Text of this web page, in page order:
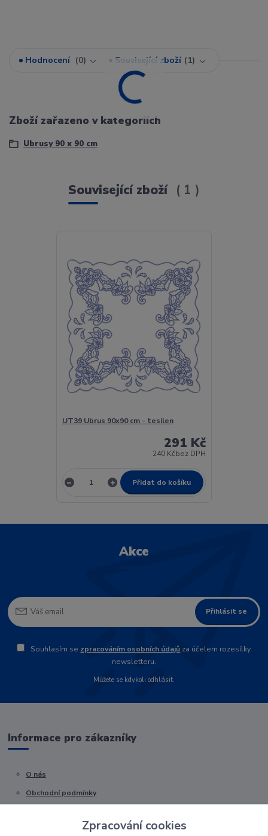
Hodnocení 0 Související zboží 1
Zboží zařazeno v kategoriích
Ubrusy 90 x 90 cm
Související zboží 1
UT39 Ubrus 90x90 cm - tesilen
291 Kč
240 Kčbez DPH
Přidat do košíku
Akce
Přihlásit se
Souhlasím se zpracováním osobních údajů za účelem rozesílky
newsletteru.
Můžete se kdykoli odhlásit.
Informace pro zákazníky
O nás
Obchodní podmínky
Zpracování cookies